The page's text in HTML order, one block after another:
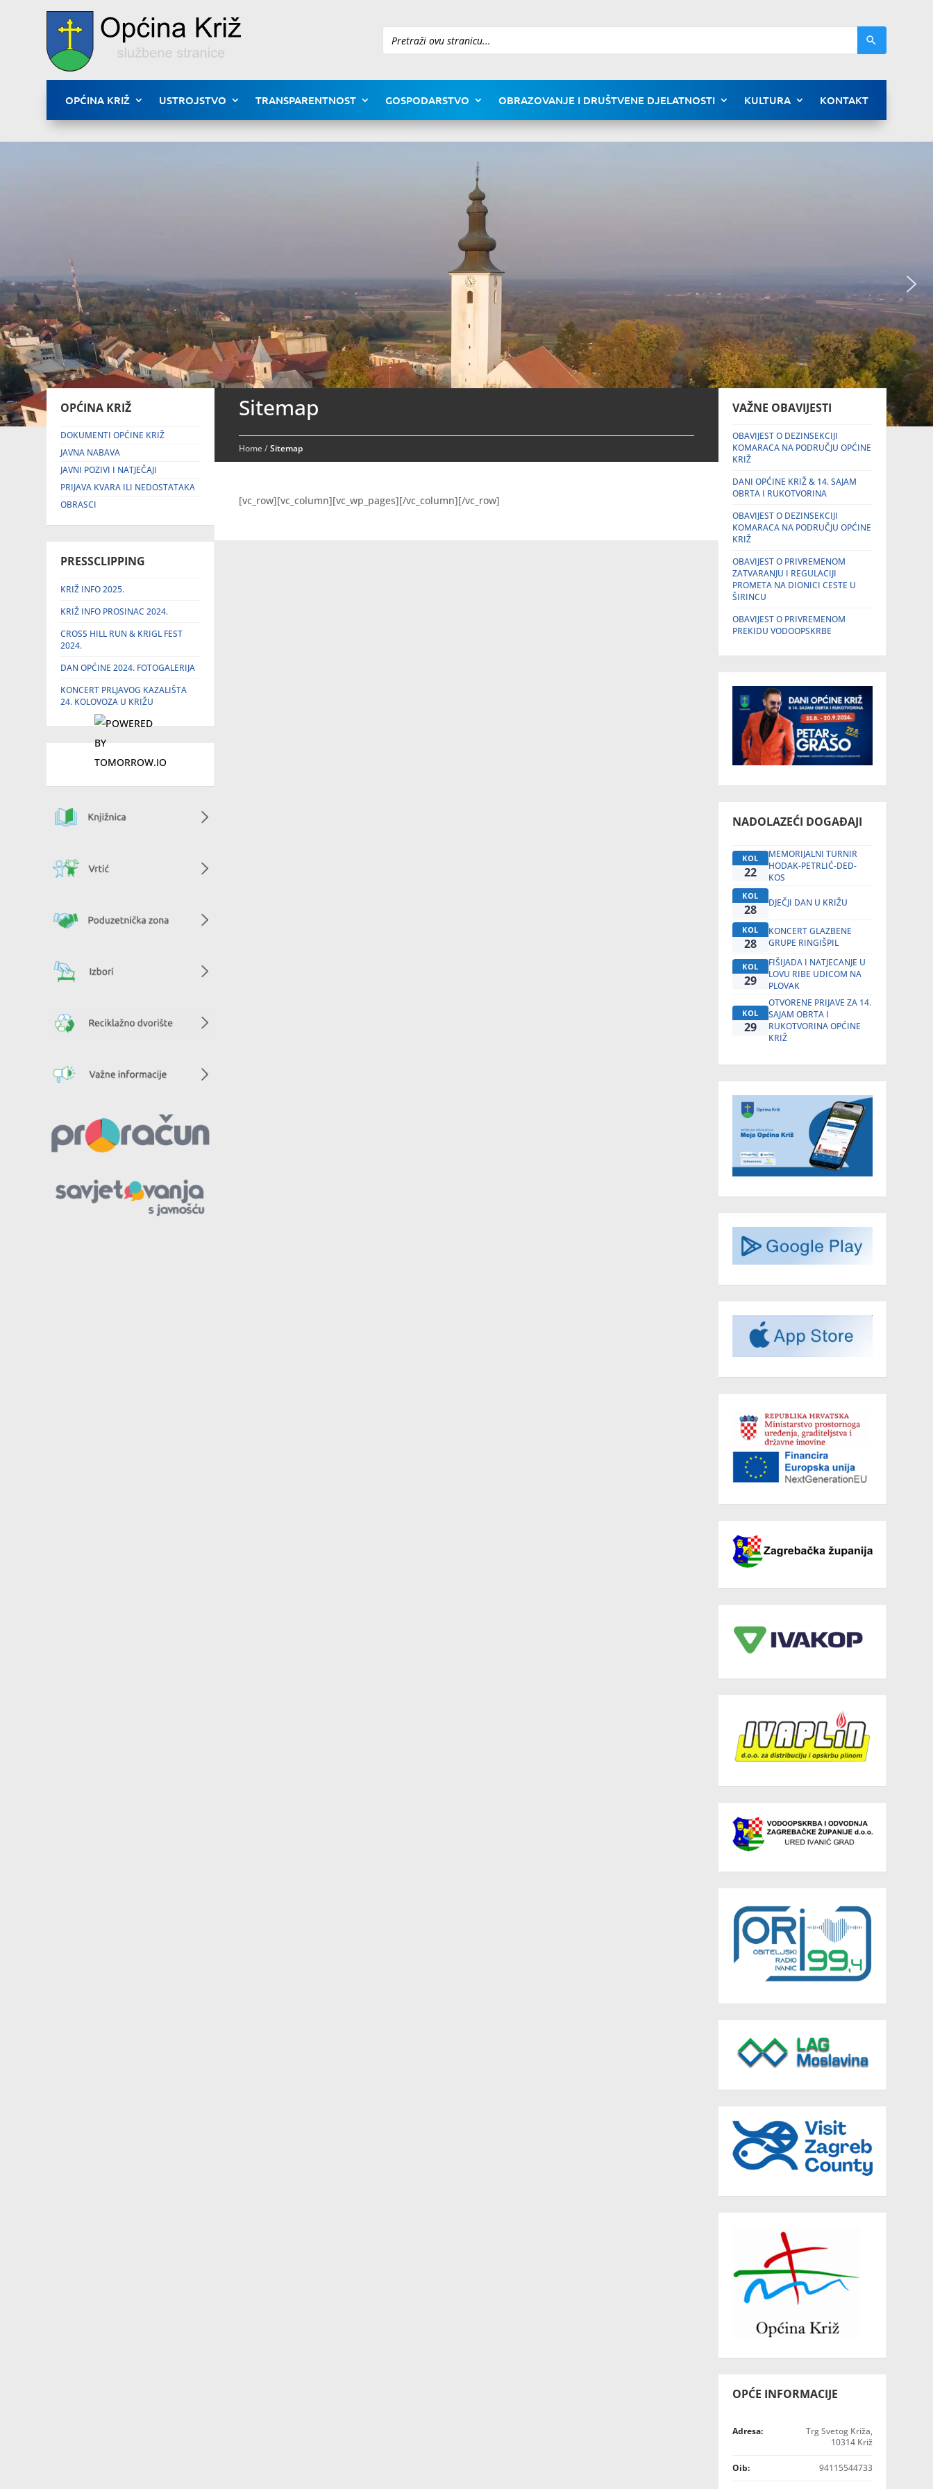
Pretraži
OPĆINA KRIŽ USTROJSTVO TRANSPARENTNOST GOSPODARSTVO OBRAZOVANJE I DRUŠTVENE DJELATNOSTI KULTURA KONTAKT
OPĆINA KRIŽ
DOKUMENTI OPĆINE KRIŽ
JAVNA NABAVA
JAVNI POZIVI I NATJEČAJI
PRIJAVA KVARA ILI NEDOSTATAKA
OBRASCI
PRESSCLIPPING
KRIŽ INFO 2025.
KRIŽ INFO PROSINAC 2024.
CROSS HILL RUN & KRIGL FEST
2024.
DAN OPĆINE 2024. FOTOGALERIJA
KONCERT PRLJAVOG KAZALIŠTA
24. KOLOVOZA U KRIŽU
Sitemap
Home/Sitemap
[vc_row][vc_column][vc_wp_pages][/vc_column][/vc_row]
VAŽNE OBAVIJESTI
OBAVIJEST O DEZINSEKCIJI
KOMARACA NA PODRUČJU OPĆINE
KRIŽ
DANI OPĆINE KRIŽ & 14. SAJAM
OBRTA I RUKOTVORINA
OBAVIJEST O DEZINSEKCIJI
KOMARACA NA PODRUČJU OPĆINE
KRIŽ
OBAVIJEST O PRIVREMENOM
ZATVARANJU I REGULACIJI
PROMETA NA DIONICI CESTE U
ŠIRINCU
OBAVIJEST O PRIVREMENOM
PREKIDU VODOOPSKRBE
NADOLAZEĆI DOGAĐAJI
KOL
22
MEMORIJALNI TURNIR
HODAK-PETRLIĆ-DED-
KOS
KOL
28 DJEČJI DAN U KRIŽU
KOL
28
KONCERT GLAZBENE
GRUPE RINGIŠPIL
KOL
29
FIŠIJADA I NATJECANJE U
LOVU RIBE UDICOM NA
PLOVAK
KOL
29
OTVORENE PRIJAVE ZA 14.
SAJAM OBRTA I
RUKOTVORINA OPĆINE
KRIŽ
OPĆE INFORMACIJE
Adresa:
Trg Svetog Križa,
10314 Križ
Oib: 94115544733